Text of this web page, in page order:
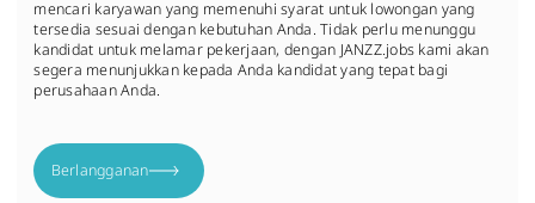
mencari karyawan yang memenuhi syarat untuk lowongan yang
tersedia sesuai dengan kebutuhan Anda. Tidak perlu menunggu
kandidat untuk melamar pekerjaan, dengan JANZZ.jobs kami akan
segera menunjukkan kepada Anda kandidat yang tepat bagi
perusahaan Anda.
Berlangganan